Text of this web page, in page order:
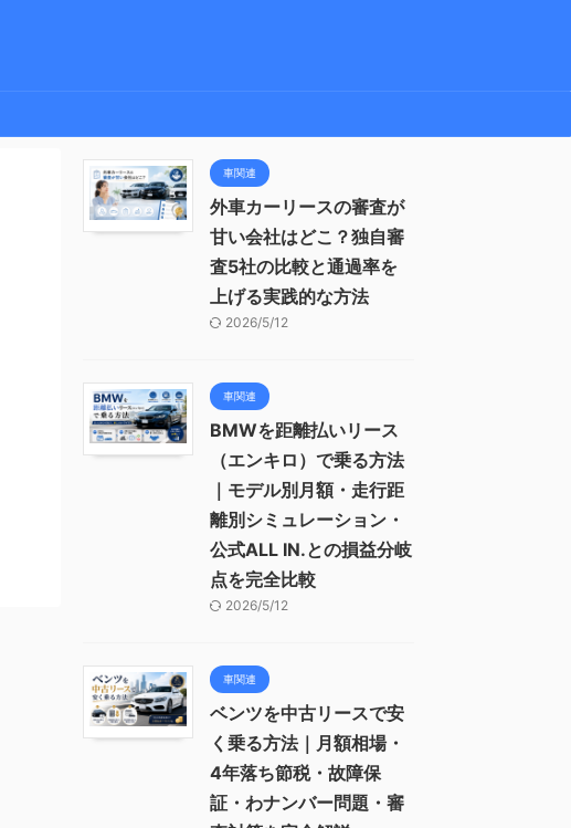
車関連
外車カーリースの審査が
甘い会社はどこ？独自審
査5社の比較と通過率を
上げる実践的な方法
2026/5/12
車関連
BMWを距離払いリース
（エンキロ）で乗る方法
｜モデル別月額・走行距
離別シミュレーション・
公式ALL IN.との損益分岐
点を完全比較
2026/5/12
車関連
ベンツを中古リースで安
く乗る方法｜月額相場・
4年落ち節税・故障保
証・わナンバー問題・審